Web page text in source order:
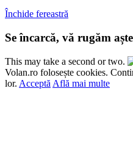
Închide fereastră
Se încarcă, vă rugăm
This may take a second or two.
Volan.ro folosește cookies.
lor. Acceptă Află mai multe